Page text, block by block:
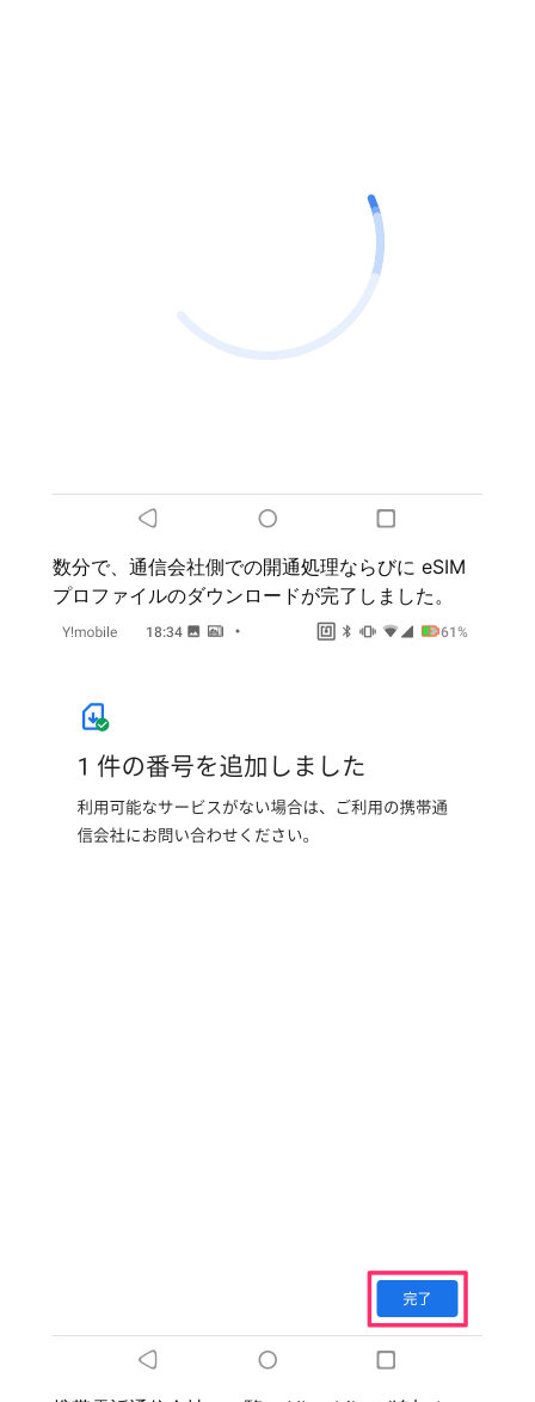
数分で、通信会社側での開通処理ならびに eSIM
プロファイルのダウンロードが完了しました。